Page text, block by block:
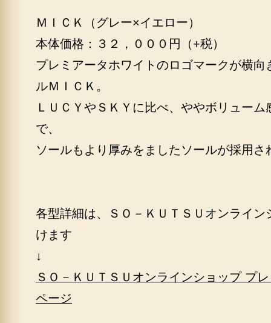
ＭＩＣＫ（グレー×イエロー）
本体価格：３２，０００円（+税）
プレミアータホワイトのロゴマークが横
ルＭＩＣＫ。
ＬＵＣＹやＳＫＹに比べ、ややボリュー
で、
ソールもより厚みをましたソールが採用さ
各型詳細は、ＳＯ－ＫＵＴＳＵオンライン
けます
↓
ＳＯ－ＫＵＴＳＵオンラインショップ プ
ページ